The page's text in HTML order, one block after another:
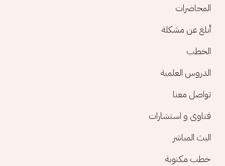
المحاضرات
أبلغ عن مشكلة
الخطب
الدروس العلمية
تواصل معنا
فتاوى و استشارات
البث المباشر
خطب مكتوبة